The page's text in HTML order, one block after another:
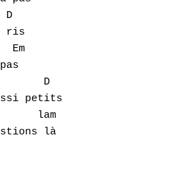
ris
D
petits
lam
là
F
G
H